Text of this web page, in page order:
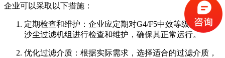
企业可以采取以下措施：
定期检查和维护：企业应定期对G4/F5中效等级自清洁
沙尘过滤机组进行检查和维护，确保其正常运行。
优化过滤介质：根据实际需求，选择适合的过滤介质，